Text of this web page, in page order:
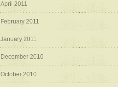
April 2011
February 2011
January 2011
December 2010
October 2010